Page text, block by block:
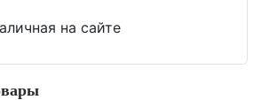
на сайте